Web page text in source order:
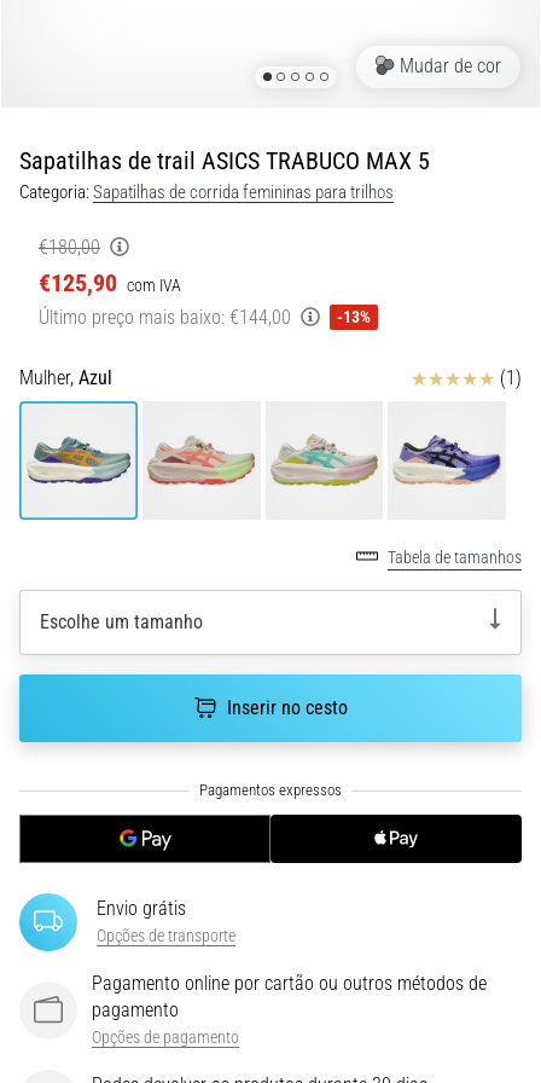
e
após
corrida
dor
vai
afetar
os
corredores
pelo
vez
vida,
seja
5. 8. 2026
7 minutos lendo
Fascite
Plantar:
Sintomas,
Mudar de cor
Sapatilhas de trail ASICS TRABUCO MAX 5
Categoria:Sapatilhas de corrida femininas para trilhos
€180,00
€125,90 com IVA
Último preço mais baixo: €144,00 -13%
Mulher, Azul Avaliação (1)
Tabela de tamanhos
Escolhe um tamanho
Inserir no cesto
Envio grátis
Opções de transporte
Pagamento online por cartão ou outros métodos de
pagamento
Opções de pagamento